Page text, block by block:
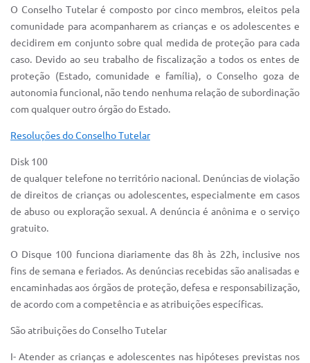
Mobilidade Urbana Sustentável
Ouvidoria da Cidade
Passe Escolar
Parque Escola
Portal da Educação
Quadra Fiscal
SIC
Sistema Colab
O Conselho Tutelar é composto por cinco membros, eleitos pela
comunidade para acompanharem as crianças e os adolescentes e
decidirem em conjunto sobre qual medida de proteção para cada
caso. Devido ao seu trabalho de fiscalização a todos os entes de
proteção (Estado, comunidade e família), o Conselho goza de
autonomia funcional, não tendo nenhuma relação de subordinação
com qualquer outro órgão do Estado.
Resoluções do Conselho Tutelar
Disk 100
de qualquer telefone no território nacional. Denúncias de violação
de direitos de crianças ou adolescentes, especialmente em casos
de abuso ou exploração sexual. A denúncia é anônima e o serviço
gratuito.
O Disque 100 funciona diariamente das 8h às 22h, inclusive nos
fins de semana e feriados. As denúncias recebidas são analisadas e
encaminhadas aos órgãos de proteção, defesa e responsabilização,
de acordo com a competência e as atribuições específicas.
São atribuições do Conselho Tutelar
I- Atender as crianças e adolescentes nas hipóteses previstas nos